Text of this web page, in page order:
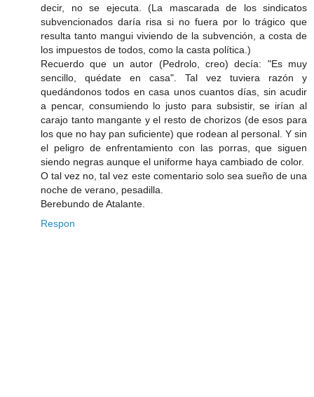
decir, no se ejecuta. (La mascarada de los sindicatos
subvencionados daría risa si no fuera por lo trágico que
resulta tanto mangui viviendo de la subvención, a costa de
los impuestos de todos, como la casta política.)
Recuerdo que un autor (Pedrolo, creo) decía: "Es muy
sencillo, quédate en casa". Tal vez tuviera razón y
quedándonos todos en casa unos cuantos días, sin acudir
a pencar, consumiendo lo justo para subsistir, se irían al
carajo tanto mangante y el resto de chorizos (de esos para
los que no hay pan suficiente) que rodean al personal. Y sin
el peligro de enfrentamiento con las porras, que siguen
siendo negras aunque el uniforme haya cambiado de color.
O tal vez no, tal vez este comentario solo sea sueño de una
noche de verano, pesadilla.
Berebundo de Atalante.
Respon